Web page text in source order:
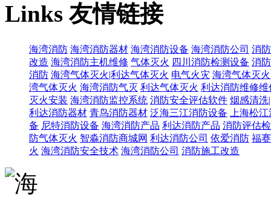
Links友情链接
海湾消防 海湾消防器材 海湾消防设备 海湾消防公司 消
改造 海湾消防主机维修 气体灭火 四川消防检测设备 消
消防 海湾气体灭火|利达气体灭火 电气火灾 海湾气体灭
湾气体灭火 海湾消防气灭 利达气体灭火 利达消防维修维
灭火安装 海湾消防监控系统 消防安全评估软件 烟感清洗
利达消防器材 青鸟消防器材 泛海三江消防设备
上海松
备 尼特消防设备 海湾消防产品 利达消防产品 消防评估
防气体灭火 智淼消防商城网 利达消防公司 依爱消防 福
火 海湾消防安全技术 海湾消防公司 消防施工改造